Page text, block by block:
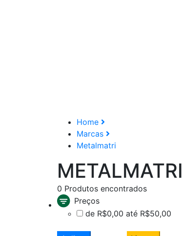
Home
Marcas
Metalmatri
METALMATRI
0 Produtos encontrados
Preços
de R$0,00 até R$50,00